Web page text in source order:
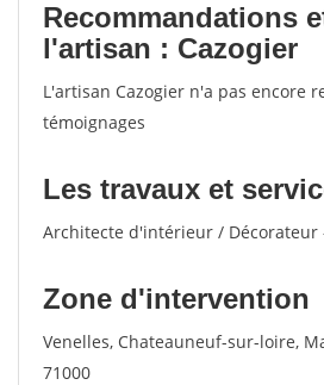
Recommandations
l'artisan : Cazogier
L'artisan Cazogier n'a pas encore
témoignages
Les travaux et
Architecte d'intérieur / Décorateur
Zone d'intervention
Venelles, Chateauneuf-sur-loire,
71000